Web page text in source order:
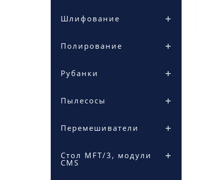
Шлифование
Полирование
Рубанки
Пылесосы
Перемешиватели
Стол MFT/3, модули
CMS